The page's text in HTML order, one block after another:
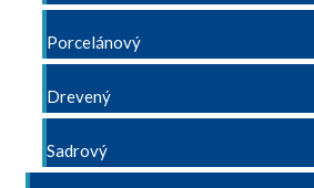
Porcelánový
Drevený
Sadrový